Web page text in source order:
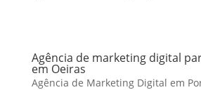
Agência de marketing digital
em Oeiras
Agência de Marketing Digital em